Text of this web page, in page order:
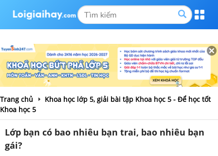
Trang chủ
Khoa học lớp 5, giải bài tập Khoa học 5 - Để học tốt
Khoa học 5
Lớp bạn có bao nhiêu bạn trai, bao nhiêu bạn
gái?